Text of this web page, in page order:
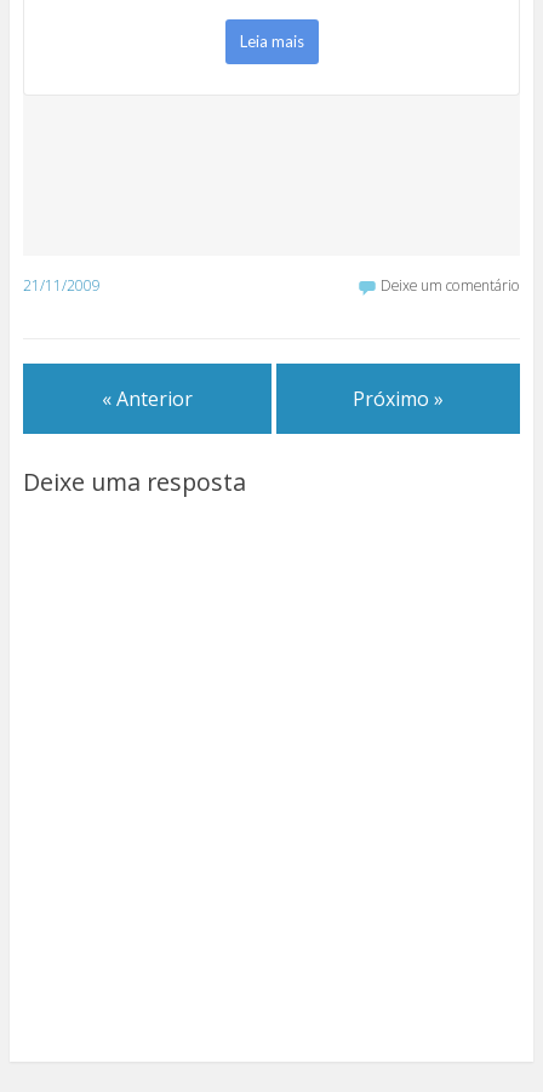
Leia mais
21/11/2009 Deixe um comentário
« Anterior Próximo »
Deixe uma resposta